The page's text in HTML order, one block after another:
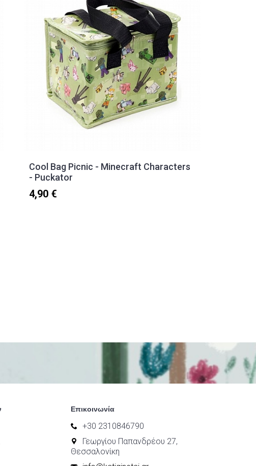
Cool Bag Picnic - Minecraft Characters
- Puckator
4,90 €
Επικοινωνία
+30 2310846790
Γεωργίου Παπανδρέου 27,
Θεσσαλονίκη